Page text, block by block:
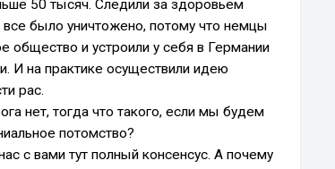
50 тысяч. Следили за здоровьем
было уничтожено, потому что немцы
общество и устроили у себя в Германии
И на практике осуществили идею
рас.
нет, тогда что такого, если мы будем
потомство?
с вами тут полный консенсус. А почему